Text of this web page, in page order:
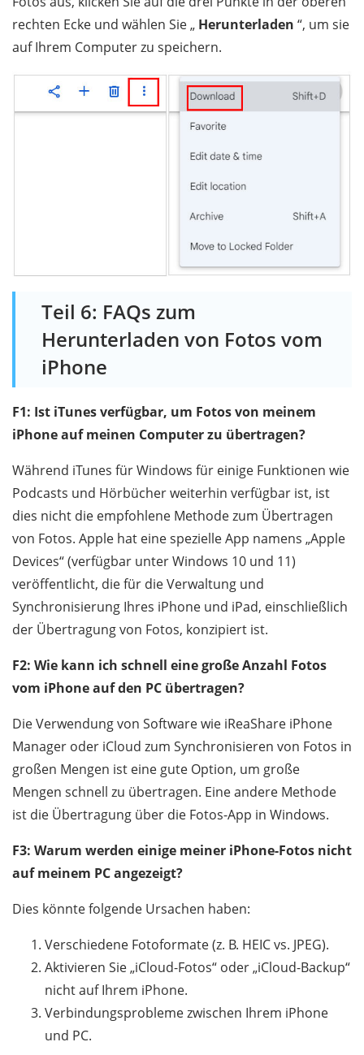
rechten Ecke und wählen Sie „ Herunterladen “, um sie
auf Ihrem Computer zu speichern.
Teil 6: FAQs zum
Herunterladen von Fotos vom
iPhone
F1: Ist iTunes verfügbar, um Fotos von meinem
iPhone auf meinen Computer zu übertragen?
Während iTunes für Windows für einige Funktionen wie
Podcasts und Hörbücher weiterhin verfügbar ist, ist
dies nicht die empfohlene Methode zum Übertragen
von Fotos. Apple hat eine spezielle App namens „Apple
Devices“ (verfügbar unter Windows 10 und 11)
veröffentlicht, die für die Verwaltung und
Synchronisierung Ihres iPhone und iPad, einschließlich
der Übertragung von Fotos, konzipiert ist.
F2: Wie kann ich schnell eine große Anzahl Fotos
vom iPhone auf den PC übertragen?
Die Verwendung von Software wie iReaShare iPhone
Manager oder iCloud zum Synchronisieren von Fotos in
großen Mengen ist eine gute Option, um große
Mengen schnell zu übertragen. Eine andere Methode
ist die Übertragung über die Fotos-App in Windows.
F3: Warum werden einige meiner iPhone-Fotos nicht
auf meinem PC angezeigt?
Dies könnte folgende Ursachen haben:
Verschiedene Fotoformate (z. B. HEIC vs. JPEG).
Aktivieren Sie „iCloud-Fotos“ oder „iCloud-Backup“
nicht auf Ihrem iPhone.
Verbindungsprobleme zwischen Ihrem iPhone
und PC.